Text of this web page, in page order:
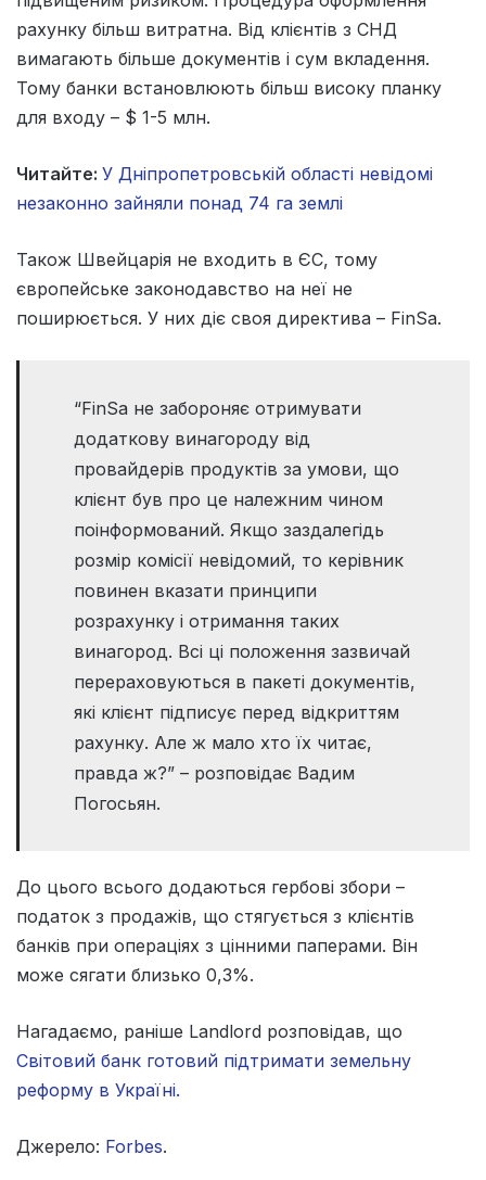
рахунку більш витратна. Від клієнтів з СНД
вимагають більше документів і сум вкладення.
Тому банки встановлюють більш високу планку
для входу – $ 1-5 млн.
Читайте: У Дніпропетровській області невідомі
незаконно зайняли понад 74 га землі
Також Швейцарія не входить в ЄС, тому
європейське законодавство на неї не
поширюється. У них діє своя директива – FinSa.
“FinSa не забороняє отримувати
додаткову винагороду від
провайдерів продуктів за умови, що
клієнт був про це належним чином
поінформований. Якщо заздалегідь
розмір комісії невідомий, то керівник
повинен вказати принципи
розрахунку і отримання таких
винагород. Всі ці положення зазвичай
перераховуються в пакеті документів,
які клієнт підписує перед відкриттям
рахунку. Але ж мало хто їх читає,
правда ж?” – розповідає Вадим
Погосьян.
До цього всього додаються гербові збори –
податок з продажів, що стягується з клієнтів
банків при операціях з цінними паперами. Він
може сягати близько 0,3%.
Нагадаємо, раніше Landlord розповідав, що
Світовий банк готовий підтримати земельну
реформу в Україні.
Джерело: Forbes.